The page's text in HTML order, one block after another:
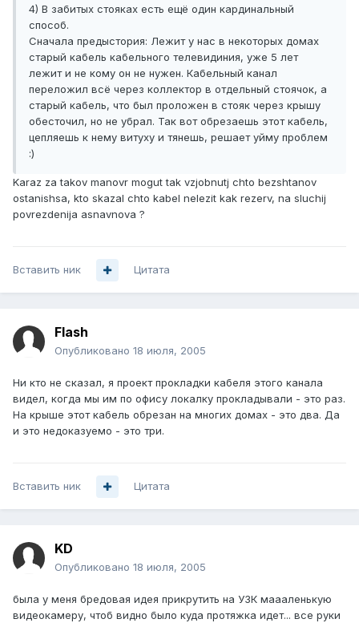
4) В забитых стояках есть ещё один кардинальный
способ.
Сначала предыстория: Лежит у нас в некоторых домах
старый кабель кабельного телевидиния, уже 5 лет
лежит и не кому он не нужен. Кабельный канал
переложил всё через коллектор в отдельный стоячок, а
старый кабель, что был проложен в стояк через крышу
обесточил, но не убрал. Так вот обрезаешь этот кабель,
цепляешь к нему витуху и тянешь, решает уйму проблем
:)
Karaz za takov manovr mogut tak vzjobnutj chto bezshtanov
ostanishsa, kto skazal chto kabel nelezit kak rezerv, na sluchij
povrezdenija asnavnova ?
Вставить ник Цитата
FIash
Опубликовано 18 июля, 2005
Ни кто не сказал, я проект прокладки кабеля этого канала
видел, когда мы им по офису локалку прокладывали - это раз.
На крыше этот кабель обрезан на многих домах - это два. Да
и это недоказуемо - это три.
Вставить ник Цитата
KD
Опубликовано 18 июля, 2005
была у меня бредовая идея прикрутить на УЗК маааленькую
видеокамеру, чтоб видно было куда протяжка идет... все руки